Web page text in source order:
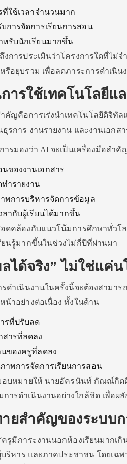
ที่ใช้เวลาจำนวนมาก
บการจัดการเรียนการสอน
หรับนักเรียนมากขึ้น
งการประเมินว่าโครงการใดที่ไม่
รือยุบรวม เพื่อลดภาระการดำเนิน
ารใช้เทคโนโลยีแ
คัญคือการเร่งนำเทคโนโลยีดิจิทั
รการ งานรายงาน และงานเอกสา
ารมองว่า AI จะเป็นเครื่องมือสำคั
ของงานเอกสาร
ทำรายงาน
พการบริหารจัดการข้อมูล
ลากับผู้เรียนได้มากขึ้น
ดคล้องกับแนวโน้มการศึกษาทั่วโ
ยนรู้มากขึ้นในช่วงไม่กี่ปีที่ผ่านมา
ลได้จริง” ไม่ใช่แค่
รดำเนินงานในครั้งนี้จะต้องสามา
น้าอย่างต่อเนื่อง ทั้งในด้าน
รที่ปรับลด
สารที่ลดลง
นของครูที่ลดลง
พการจัดการเรียนการสอน
อบหมายให้ นายอัครนันท์ กัณณ์กิต
การดำเนินงานอย่างใกล้ชิด เพื่อผ
ยสำคัญของระบบ
รูมีภาระงานนอกห้องเรียนมากเกิ
บริหาร และภาคประชาชน โดยเฉ